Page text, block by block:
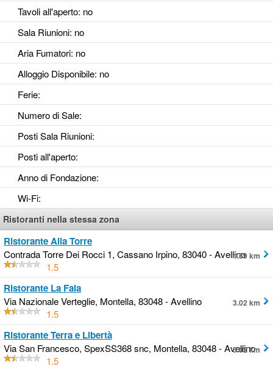
Tavoli all'aperto: no
Sala Riunioni: no
Aria Fumatori: no
Alloggio Disponibile: no
Ferie:
Numero di Sale:
Posti Sala Riunioni:
Posti all'aperto:
Anno di Fondazione:
Wi-Fi:
Ristoranti nella stessa zona
Ristorante Alla Torre
Contrada Torre Dei Rocci 1, Cassano Irpino, 83040 - Avellino
1.5
1.59 km
Ristorante La Faia
Via Nazionale Verteglie, Montella, 83048 - Avellino
1.5
3.02 km
Ristorante Terra e Libertà
Via San Francesco, SpexSS368 snc, Montella, 83048 - Avellino
1.5
3.02 km